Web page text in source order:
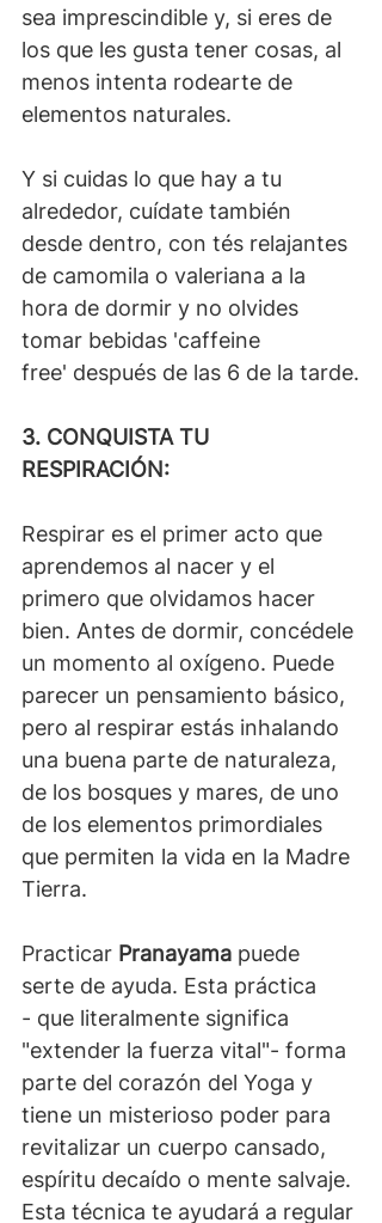
sea imprescindible y, si eres de
los que les gusta tener cosas, al
menos intenta rodearte de
elementos naturales.
Y si cuidas lo que hay a tu
alrededor, cuídate también
desde dentro, con tés relajantes
de camomila o valeriana a la
hora de dormir y no olvides
tomar bebidas 'caffeine
free' después de las 6 de la tarde.
3. CONQUISTA TU
RESPIRACIÓN:
Respirar es el primer acto que
aprendemos al nacer y el
primero que olvidamos hacer
bien. Antes de dormir, concédele
un momento al oxígeno. Puede
parecer un pensamiento básico,
pero al respirar estás inhalando
una buena parte de naturaleza,
de los bosques y mares, de uno
de los elementos primordiales
que permiten la vida en la Madre
Tierra.
Practicar Pranayama puede
serte de ayuda. Esta práctica
- que literalmente significa
"extender la fuerza vital"- forma
parte del corazón del Yoga y
tiene un misterioso poder para
revitalizar un cuerpo cansado,
espíritu decaído o mente salvaje.
Esta técnica te ayudará a regular